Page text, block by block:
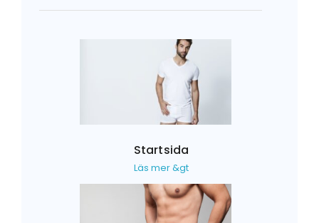
Startsida
Läs mer &gt